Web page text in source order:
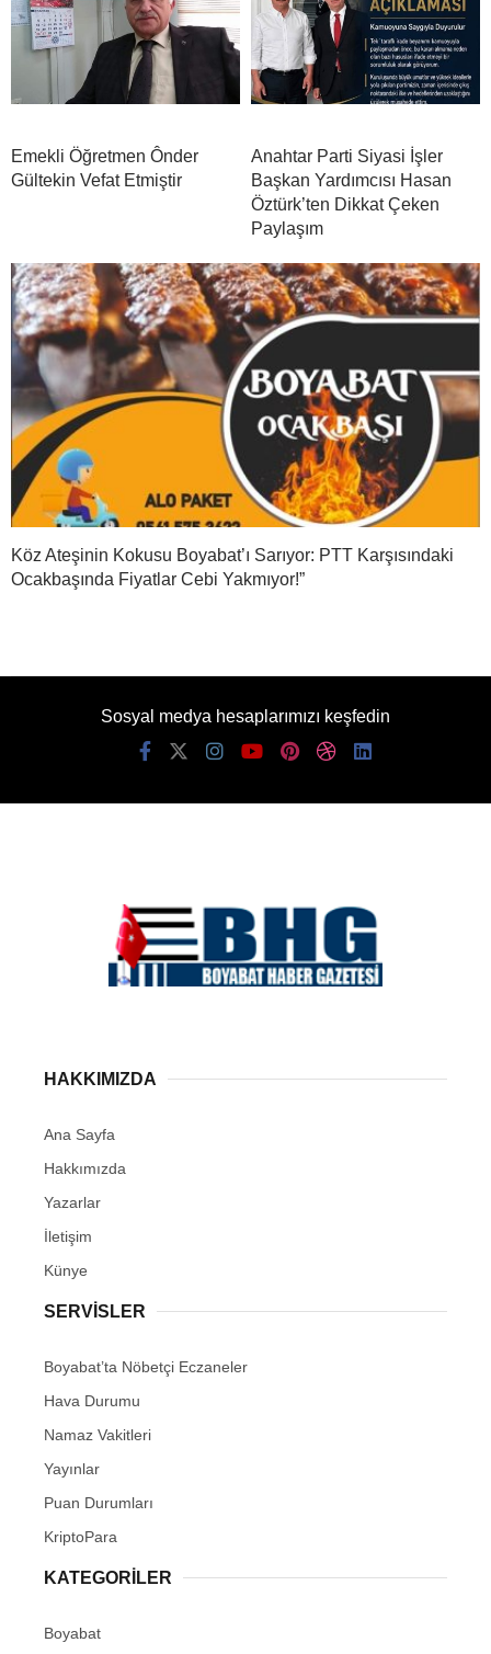
Emekli Öğretmen Ônder
Gültekin Vefat Etmiştir
Anahtar Parti Siyasi İşler
Başkan Yardımcısı Hasan
Öztürk’ten Dikkat Çeken
Paylaşım
Köz Ateşinin Kokusu Boyabat’ı Sarıyor: PTT Karşısındaki
Ocakbaşında Fiyatlar Cebi Yakmıyor!”
Sosyal medya hesaplarımızı keşfedin
HAKKIMIZDA
Ana Sayfa
Hakkımızda
Yazarlar
İletişim
Künye
SERVISLER
Boyabat’ta Nöbetçi Eczaneler
Hava Durumu
Namaz Vakitleri
Yayınlar
Puan Durumları
KriptoPara
KATEGORILER
Boyabat